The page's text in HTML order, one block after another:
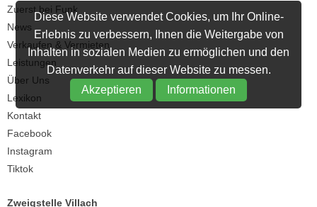
Diese Website verwendet Cookies, um Ihr Online-
Erlebnis zu verbessern, Ihnen die Weitergabe von
Inhalten in sozialen Medien zu ermöglichen und den
Datenverkehr auf dieser Website zu messen.
Akzeptieren
Informationen
Zuerst bei Funk
News
Verkaufen & Vermieten
Leistungen
Über Uns
Lexikon
Kontakt
Facebook
Instagram
Tiktok
Zweigstelle Villach